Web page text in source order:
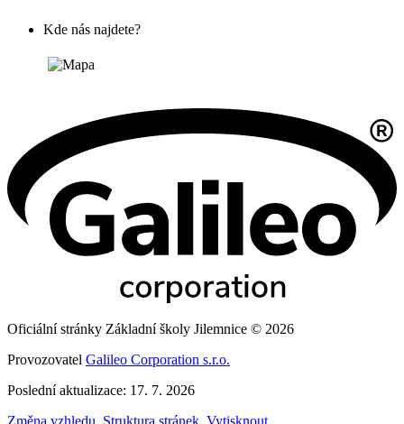
Kde nás najdete?
Oficiální stránky Základní školy Jilemnice © 2026
Provozovatel Galileo Corporation s.r.o.
Poslední aktualizace: 17. 7. 2026